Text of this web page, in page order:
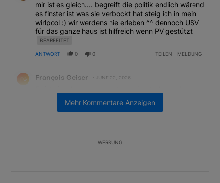
Mehr Kommentare Anzeigen
mir ist es gleich.... begreift die politik endlich wärend
es finster ist was sie verbockt hat steig ich in mein
wirlpool :) wir werdens nie erleben ^^ dennoch USV
für das ganze haus ist hilfreich wenn PV gestützt
BEARBEITET
ANTWORT 0 0 TEILEN MELDUNG
FG François Geiser JUNE 22, 2026
nicht, wirklich wissen tut es niemand.
ANTWORT 2 0 TEILEN
WERBUNG